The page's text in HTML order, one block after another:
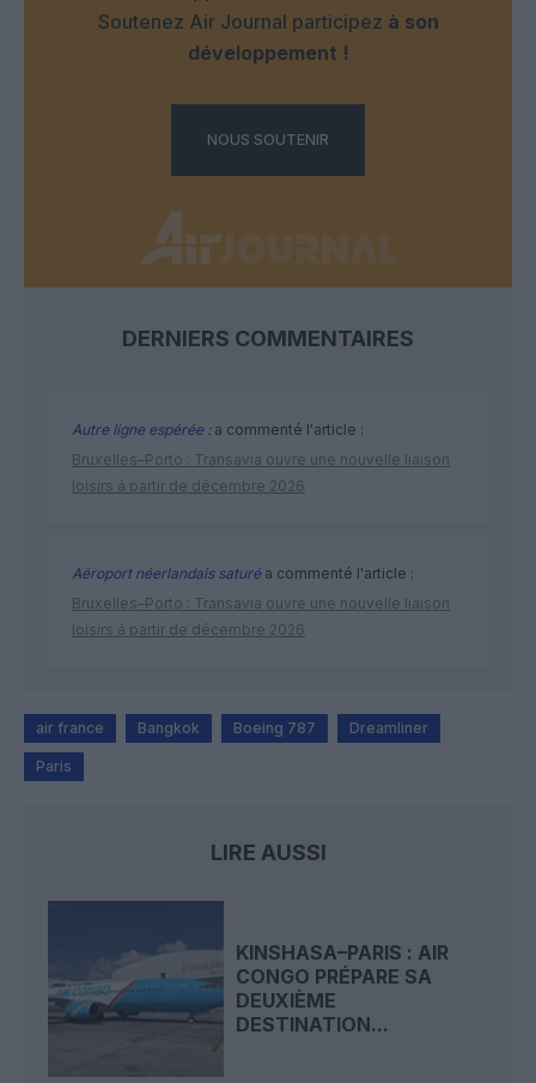
Soutenez Air Journal participez à son
développement !
NOUS SOUTENIR
DERNIERS COMMENTAIRES
Autre ligne espérée :a commenté l'article :
Bruxelles–Porto : Transavia ouvre une nouvelle liaison
loisirs à partir de décembre 2026
Aéroport néerlandais saturéa commenté l'article :
Bruxelles–Porto : Transavia ouvre une nouvelle liaison
loisirs à partir de décembre 2026
air france Bangkok Boeing 787 Dreamliner
Paris
LIRE AUSSI
KINSHASA–PARIS : AIR
CONGO PRÉPARE SA
DEUXIÈME
DESTINATION...